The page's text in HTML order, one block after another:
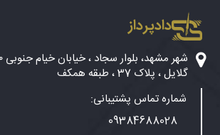
دادپرداز
گلایل ، پلاک 37 ، طبقه همکف
شماره تماس پشتیبانی:
09384688028